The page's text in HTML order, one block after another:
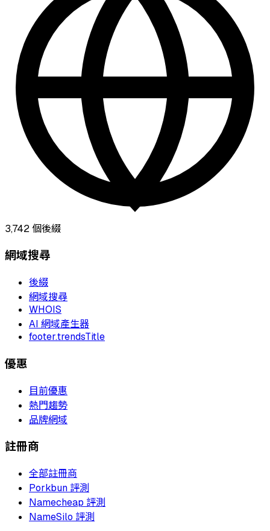
3,742個後綴
網域搜尋
後綴
網域搜尋
WHOIS
AI 網域產生器
footer.trendsTitle
優惠
目前優惠
熱門趨勢
品牌網域
註冊商
全部註冊商
Porkbun 評測
Namecheap 評測
NameSilo 評測